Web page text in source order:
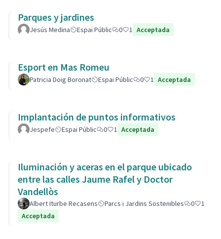
Parques y jardines
Jesús Medina Espai Públic 0 1 Acceptada
Esport en Mas Romeu
Patricia Doig Boronat Espai Públic 0 1 Acceptada
Implantación de puntos informativos
Jespefe Espai Públic 0 1 Acceptada
Iluminación y aceras en el parque ubicado
entre las calles Jaume Rafel y Doctor
Vandellòs
Albert Iturbe Recasens Parcs i Jardins Sostenibles 0
1
Acceptada